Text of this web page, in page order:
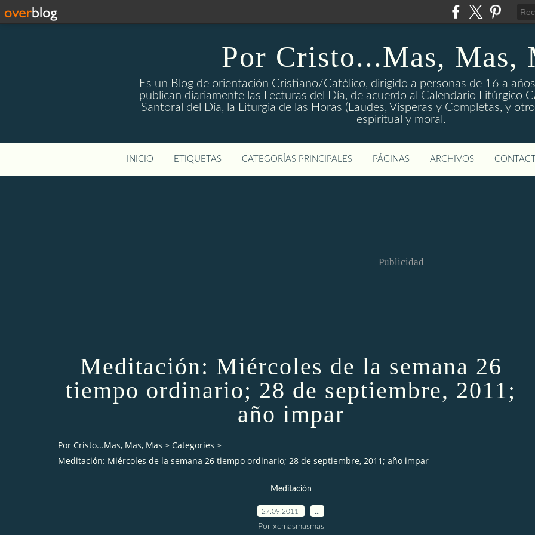
Por Cristo...Mas, Mas,
Es un Blog de orientación Cristiano/Católico, dirigido a personas de 16 a
publican diariamente las Lecturas del Día, de acuerdo al Calendario Litúrgico
Santoral del Día, la Liturgia de las Horas (Laudes, Vísperas y Completas, y
espiritual y moral.
INICIO ETIQUETAS CATEGORÍAS PRINCIPALES PÁGINAS ARCHIVOS
Publicidad
Meditación: Miércoles de la semana 26
tiempo ordinario; 28 de septiembre, 2011;
año impar
Por Cristo...Mas, Mas, Mas > Categories >
Meditación: Miércoles de la semana 26 tiempo ordinario; 28 de septiembre, 2011; año impar
Meditación
27.09.2011
Por xcmasmasmas